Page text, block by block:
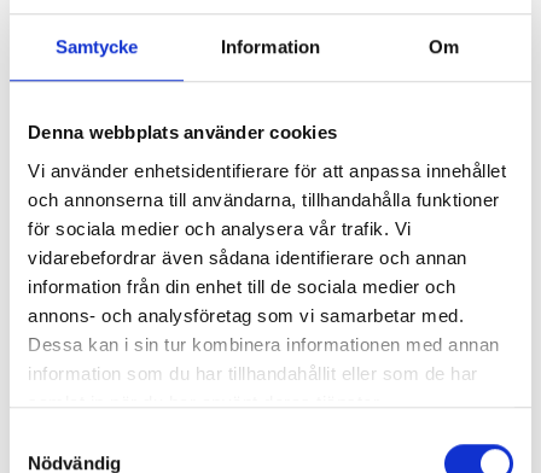
Samtycke Information Om
Denna webbplats använder cookies
Vi använder enhetsidentifierare för att anpassa innehållet
och annonserna till användarna, tillhandahålla funktioner
för sociala medier och analysera vår trafik. Vi
vidarebefordrar även sådana identifierare och annan
information från din enhet till de sociala medier och
annons- och analysföretag som vi samarbetar med.
Dessa kan i sin tur kombinera informationen med annan
information som du har tillhandahållit eller som de har
samlat in när du har använt deras tjänster.
Nödvändig
Så mycket tjänar mediecheferna
Så mycket tjänar 260 mediechefer